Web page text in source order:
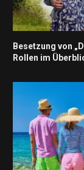
Besetzung von
Rollen im